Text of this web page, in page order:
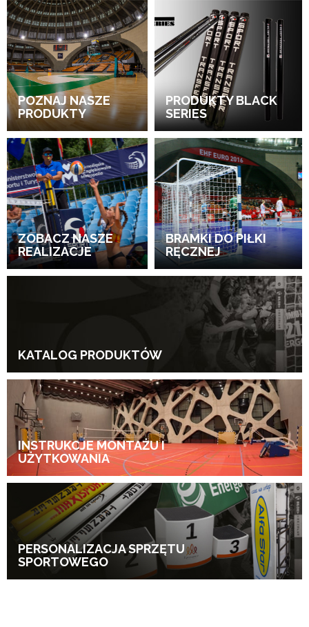
POZNAJ NASZE
PRODUKTY
PRODUKTY BLACK
SERIES
ZOBACZ NASZE
REALIZACJE
BRAMKI DO PIŁKI
RĘCZNEJ
KATALOG PRODUKTÓW
INSTRUKCJE MONTAŻU I
UŻYTKOWANIA
PERSONALIZACJA SPRZĘTU
SPORTOWEGO